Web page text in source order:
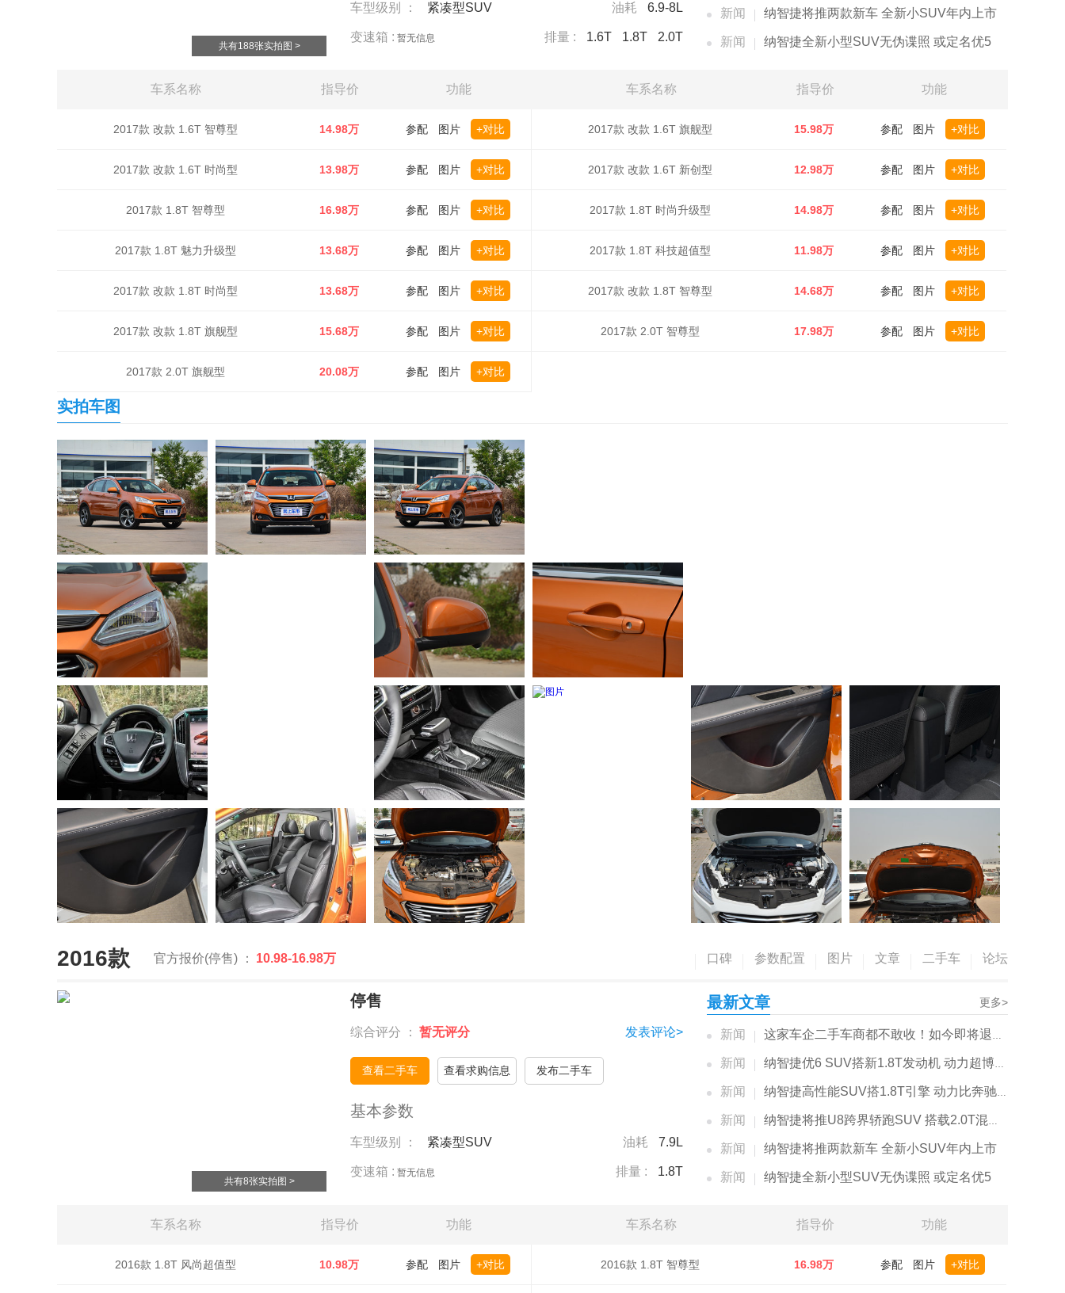
共有188张实拍图 >
车型级别 ： 紧凑型SUV 油耗 6.9-8L
变速箱 : 暂无信息 排量 : 1.6T 1.8T 2.0T
新闻 纳智捷将推两款新车 全新小SUV年内上市
新闻 纳智捷全新小型SUV无伪谍照 或定名优5
车系名称 指导价 功能 车系名称 指导价 功能
2017款 改款 1.6T 智尊型 14.98万 参配 图片 +对比
2017款 改款 1.6T 时尚型 13.98万 参配 图片 +对比
2017款 1.8T 智尊型 16.98万 参配 图片 +对比
2017款 1.8T 魅力升级型 13.68万 参配 图片 +对比
2017款 改款 1.8T 时尚型 13.68万 参配 图片 +对比
2017款 改款 1.8T 旗舰型 15.68万 参配 图片 +对比
2017款 2.0T 旗舰型 20.08万 参配 图片 +对比
2017款 改款 1.6T 旗舰型 15.98万 参配 图片 +对比
2017款 改款 1.6T 新创型 12.98万 参配 图片 +对比
2017款 1.8T 时尚升级型 14.98万 参配 图片 +对比
2017款 1.8T 科技超值型 11.98万 参配 图片 +对比
2017款 改款 1.8T 智尊型 14.68万 参配 图片 +对比
2017款 2.0T 智尊型 17.98万 参配 图片 +对比
实拍车图
2016款 官方报价(停售) ： 10.98-16.98万 口碑 参数配置 图片 文章 二手车 论坛
共有8张实拍图 >
停售
综合评分 ： 暂无评分 发表评论>
查看二手车 查看求购信息 发布二手车
基本参数
车型级别 ： 紧凑型SUV 油耗 7.9L
变速箱 : 暂无信息 排量 : 1.8T
最新文章 更多>
新闻 这家车企二手车商都不敢收！如今即将退出大陆市...
新闻 纳智捷优6 SUV搭新1.8T发动机 动力超博越PRO
新闻 纳智捷高性能SUV搭1.8T引擎 动力比奔驰2.0T还强
新闻 纳智捷将推U8跨界轿跑SUV 搭载2.0T混动系统
新闻 纳智捷将推两款新车 全新小SUV年内上市
新闻 纳智捷全新小型SUV无伪谍照 或定名优5
车系名称 指导价 功能 车系名称 指导价 功能
2016款 1.8T 风尚超值型 10.98万 参配 图片 +对比 2016款 1.8T 智尊型 16.98万 参配 图片 +对比